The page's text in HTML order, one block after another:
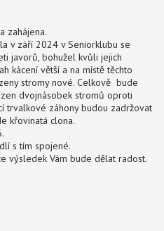
zahájena.
v září 2024 v Seniorklubu se
javorů, bohužel kvůli jejich
kácení větší a na místě těchto
stromy nové. Celkově bude
dvojnásobek stromů oproti
trvalkové záhony budou zadržovat
křovinatá clona.
s tím spojené.
výsledek Vám bude dělat radost.